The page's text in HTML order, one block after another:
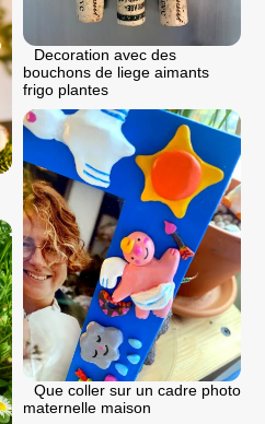
Decoration avec des
bouchons de liege aimants
frigo plantes
Que coller sur un cadre photo
maternelle maison